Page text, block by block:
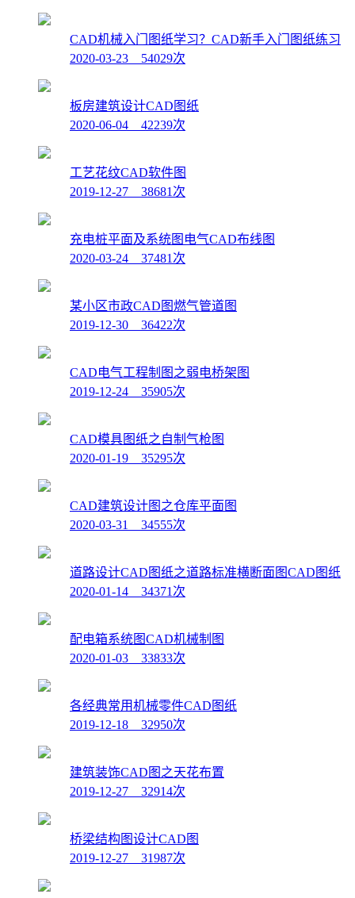
CAD机械入门图纸学习？CAD新手入门图纸练习
2020-03-23 54029次
板房建筑设计CAD图纸
2020-06-04 42239次
工艺花纹CAD软件图
2019-12-27 38681次
充电桩平面及系统图电气CAD布线图
2020-03-24 37481次
某小区市政CAD图燃气管道图
2019-12-30 36422次
CAD电气工程制图之弱电桥架图
2019-12-24 35905次
CAD模具图纸之自制气枪图
2020-01-19 35295次
CAD建筑设计图之仓库平面图
2020-03-31 34555次
道路设计CAD图纸之道路标准横断面图CAD图纸
2020-01-14 34371次
配电箱系统图CAD机械制图
2020-01-03 33833次
各经典常用机械零件CAD图纸
2019-12-18 32950次
建筑装饰CAD图之天花布置
2019-12-27 32914次
桥梁结构图设计CAD图
2019-12-27 31987次